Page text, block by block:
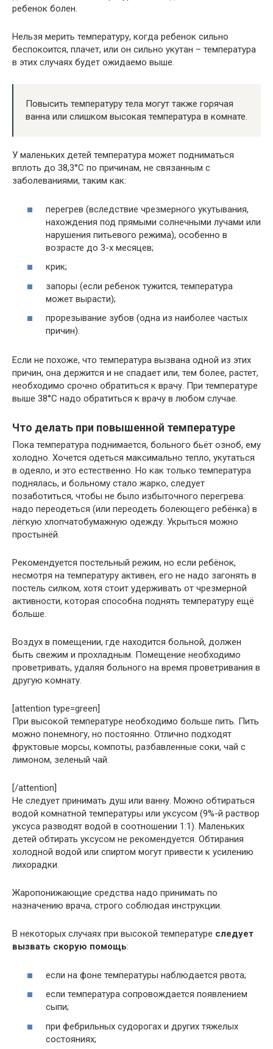
ребенок болен.
Нельзя мерить температуру, когда ребенок сильно
беспокоится, плачет, или он сильно укутан – температура
в этих случаях будет ожидаемо выше.
Повысить температуру тела могут также горячая
ванна или слишком высокая температура в комнате.
У маленьких детей температура может подниматься
вплоть до 38,3°C по причинам, не связанным с
заболеваниями, таким как:
перегрев (вследствие чрезмерного укутывания,
нахождения под прямыми солнечными лучами или
нарушения питьевого режима), особенно в
возрасте до 3-х месяцев;
крик;
запоры (если ребенок тужится, температура
может вырасти);
прорезывание зубов (одна из наиболее частых
причин).
Если не похоже, что температура вызвана одной из этих
причин, она держится и не спадает или, тем более, растет,
необходимо срочно обратиться к врачу. При температуре
выше 38°C надо обратиться к врачу в любом случае.
Что делать при повышенной температуре
Пока температура поднимается, больного бьёт озноб, ему
холодно. Хочется одеться максимально тепло, укутаться
в одеяло, и это естественно. Но как только температура
поднялась, и больному стало жарко, следует
позаботиться, чтобы не было избыточного перегрева:
надо переодеться (или переодеть болеющего ребёнка) в
лёгкую хлопчатобумажную одежду. Укрыться можно
простынёй.
Рекомендуется постельный режим, но если ребёнок,
несмотря на температуру активен, его не надо загонять в
постель силком, хотя стоит удерживать от чрезмерной
активности, которая способна поднять температуру ещё
больше.
Воздух в помещении, где находится больной, должен
быть свежим и прохладным. Помещение необходимо
проветривать, удаляя больного на время проветривания в
другую комнату.
[attention type=green]
При высокой температуре необходимо больше пить. Пить
можно понемногу, но постоянно. Отлично подходят
фруктовые морсы, компоты, разбавленные соки, чай с
лимоном, зеленый чай.
[/attention]
Не следует принимать душ или ванну. Можно обтираться
водой комнатной температуры или уксусом (9%-й раствор
уксуса разводят водой в соотношении 1:1). Маленьких
детей обтирать уксусом не рекомендуется. Обтирания
холодной водой или спиртом могут привести к усилению
лихорадки.
Жаропонижающие средства надо принимать по
назначению врача, строго соблюдая инструкции.
В некоторых случаях при высокой температуре следует
вызвать скорую помощь:
если на фоне температуры наблюдается рвота;
если температура сопровождается появлением
сыпи;
при фебрильных судорогах и других тяжелых
состояниях;